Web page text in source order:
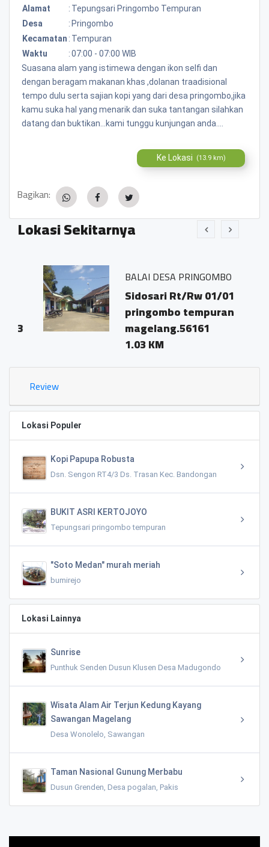
Alamat : Tepungsari Pringombo Tempuran
Desa
: Pringombo
Kecamatan : Tempuran
Waktu
:07:00 - 07:00 WIB
Suasana alam yang istimewa dengan ikon selfi dan
dengan beragam makanan khas ,dolanan traadisional
tempo dulu serta sajian kopi yang dari desa pringombo,jika
kamu suka hal yang menarik dan suka tantangan silahkan
datang dan buktikan...kami tunggu kunjungan anda....
Ke Lokasi (13.9 km)
Bagikan:
Lokasi Sekitarnya
BALAI DESA PRINGOMBO
Sidosari Rt/Rw 01/01
pringombo tempuran
magelang.56161
1.03 KM
Review
Lokasi Populer
Kopi Papupa Robusta
Dsn. Sengon RT4/3 Ds. Trasan Kec. Bandongan
BUKIT ASRI KERTOJOYO
Tepungsari pringombo tempuran
"Soto Medan" murah meriah
bumirejo
Lokasi Lainnya
Sunrise
Punthuk Senden Dusun Klusen Desa Madugondo
Wisata Alam Air Terjun Kedung Kayang
Sawangan Magelang
Desa Wonolelo, Sawangan
Taman Nasional Gunung Merbabu
Dusun Grenden, Desa pogalan, Pakis